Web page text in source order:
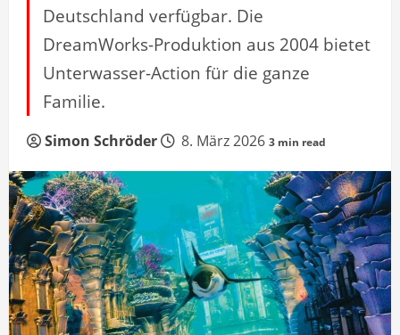
Deutschland verfügbar. Die
DreamWorks-Produktion aus 2004 bietet
Unterwasser-Action für die ganze
Familie.
Simon Schröder 8. März 2026 3 min read